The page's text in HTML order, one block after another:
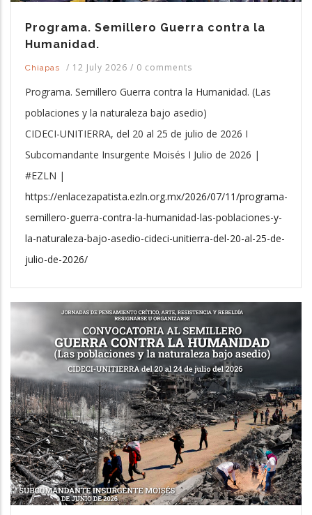
Programa. Semillero Guerra contra la
Humanidad.
Chiapas / 12 July 2026 / 0 comments
Programa. Semillero Guerra contra la Humanidad. (Las
poblaciones y la naturaleza bajo asedio)
CIDECI-UNITIERRA, del 20 al 25 de julio de 2026 I
Subcomandante Insurgente Moisés I Julio de 2026 |
#EZLN |
https://enlacezapatista.ezln.org.mx/2026/07/11/programa-
semillero-guerra-contra-la-humanidad-las-poblaciones-y-
la-naturaleza-bajo-asedio-cideci-unitierra-del-20-al-25-de-
julio-de-2026/